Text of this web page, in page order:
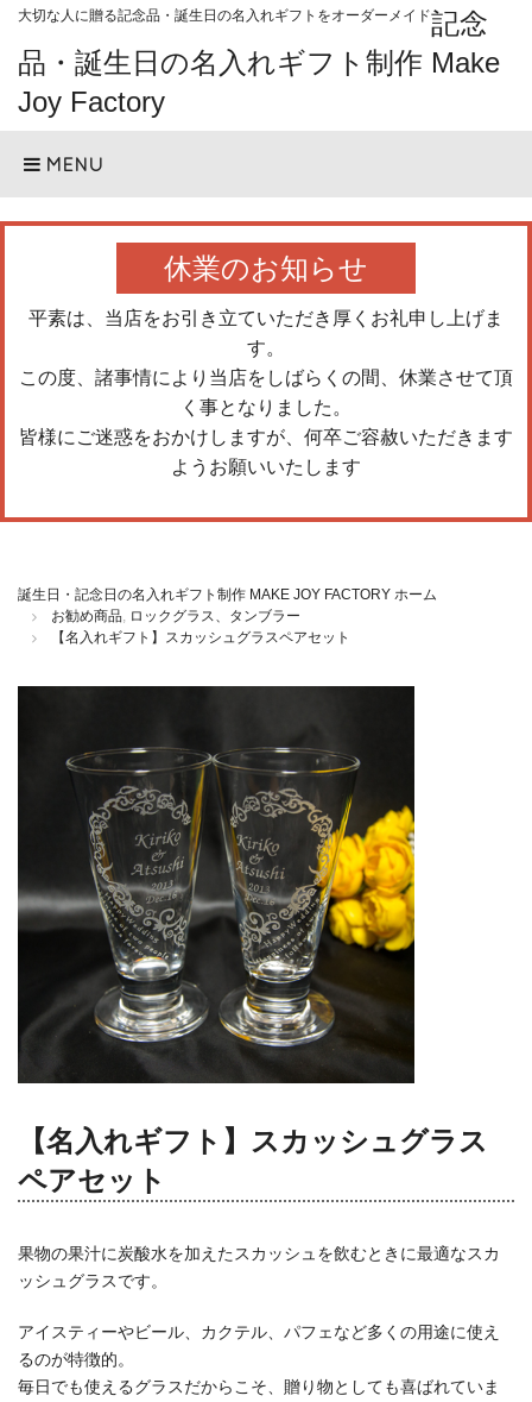
大切な人に贈る記念品・誕生日の名入れギフトをオーダーメイド記念
品・誕生日の名入れギフト制作 Make
Joy Factory
MENU
休業のお知らせ
平素は、当店をお引き立ていただき厚くお礼申し上げま
す。
この度、諸事情により当店をしばらくの間、休業させて頂
く事となりました。
皆様にご迷惑をおかけしますが、何卒ご容赦いただきます
ようお願いいたします
誕生日・記念日の名入れギフト制作 MAKE JOY FACTORY ホーム
お勧め商品
ロックグラス、タンブラー
【名入れギフト】スカッシュグラスペアセット
【名入れギフト】スカッシュグラス
ペアセット
果物の果汁に炭酸水を加えたスカッシュを飲むときに最適なスカ
ッシュグラスです。
アイスティーやビール、カクテル、パフェなど多くの用途に使え
るのが特徴的。
毎日でも使えるグラスだからこそ、贈り物としても喜ばれていま